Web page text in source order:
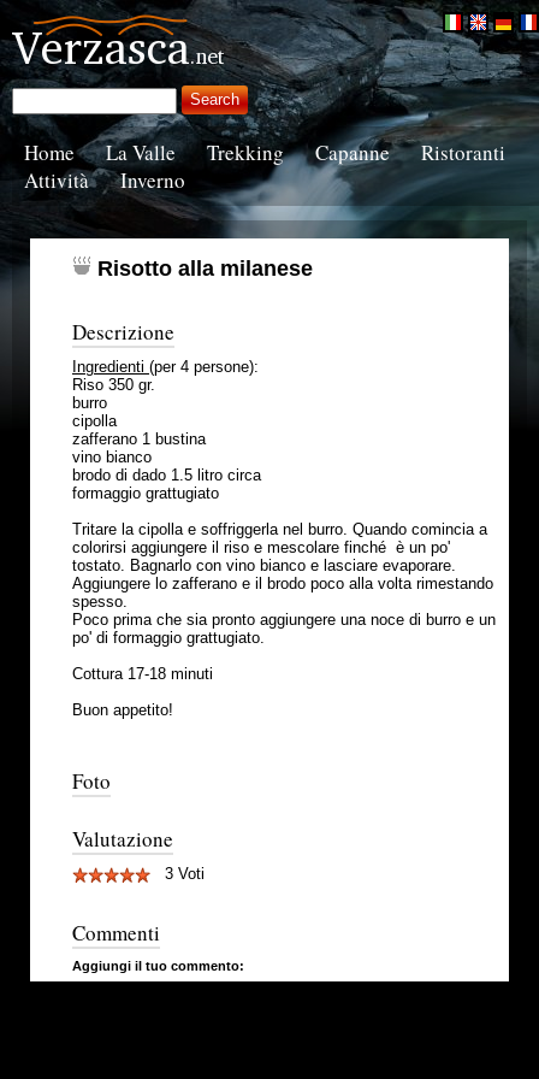
Home La Valle Trekking Capanne
Ristoranti
Attività
Inverno
Risotto alla milanese
Descrizione
Ingredienti (per 4 persone):
Riso 350 gr.
burro
cipolla
zafferano 1 bustina
vino bianco
brodo di dado 1.5 litro circa
formaggio grattugiato
Tritare la cipolla e soffriggerla nel burro. Quando comincia a
colorirsi aggiungere il riso e mescolare finché è un po'
tostato. Bagnarlo con vino bianco e lasciare evaporare.
Aggiungere lo zafferano e il brodo poco alla volta rimestando
spesso.
Poco prima che sia pronto aggiungere una noce di burro e un
po' di formaggio grattugiato.
Cottura 17-18 minuti
Buon appetito!
Foto
Valutazione
3 Voti
Commenti
Aggiungi il tuo commento: